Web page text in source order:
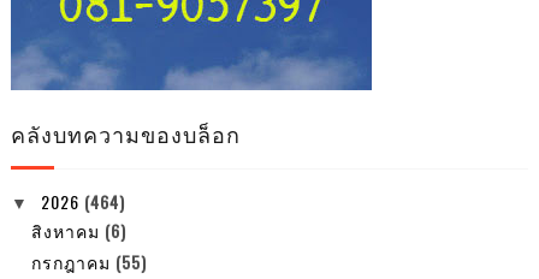
คลังบทความของบล็อก
▼ 2026 (464)
สิงหาคม (6)
กรกฎาคม (55)